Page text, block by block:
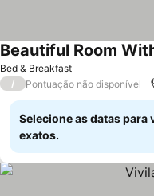
Bed & Breakfast
Beautiful Room
/ Pontuação não disponível
Selecione as datas para
exatos.